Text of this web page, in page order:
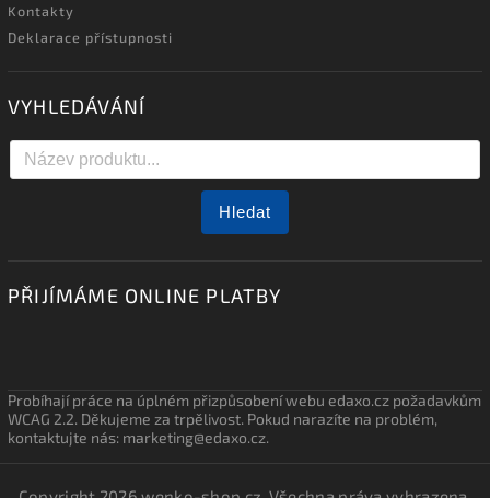
Kontakty
Deklarace přístupnosti
VYHLEDÁVÁNÍ
Hledat
PŘIJÍMÁME ONLINE PLATBY
Probíhají práce na úplném přizpůsobení webu edaxo.cz požadavkům
WCAG 2.2. Děkujeme za trpělivost. Pokud narazíte na problém,
kontaktujte nás: marketing@edaxo.cz.